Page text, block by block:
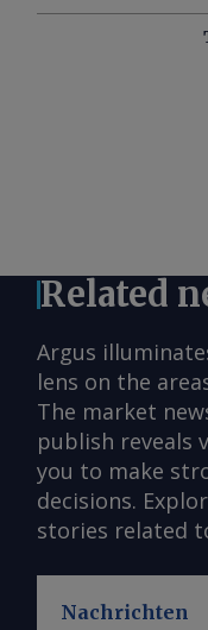
Related
Argus
lens on the
The market
publish reveals
you to make
decisions.
stories related
Nachrichten